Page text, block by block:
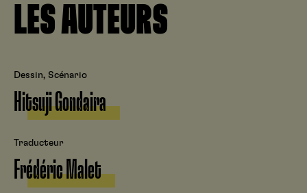
LES AUTEURS
Dessin, Scénario
Hitsuji Gondaira
Traducteur
Frédéric Malet